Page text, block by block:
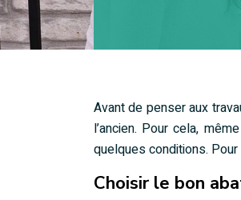
Avant de penser aux
l’ancien. Pour cela,
quelques conditions.
Choisir le bon